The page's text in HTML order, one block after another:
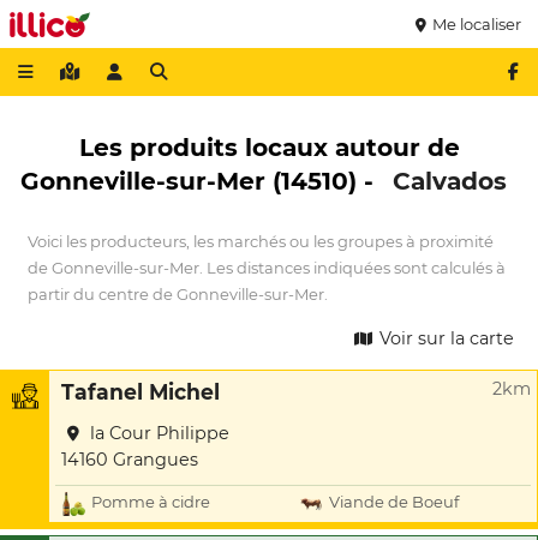
Me localiser
Les produits locaux autour de
Gonneville-sur-Mer (14510) -
Calvados
Voici les producteurs, les marchés ou les groupes à proximité
de Gonneville-sur-Mer. Les distances indiquées sont calculés à
partir du centre de Gonneville-sur-Mer.
Voir sur la carte
Tafanel Michel 2km
la Cour Philippe
14160 Grangues
Pomme à cidre Viande de Boeuf